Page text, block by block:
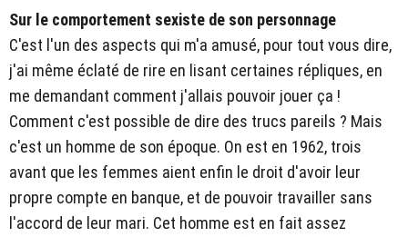
Sur le comportement sexiste de son personnage
C'est l'un des aspects qui m'a amusé, pour tout vous dire,
j'ai même éclaté de rire en lisant certaines répliques, en
me demandant comment j'allais pouvoir jouer ça !
Comment c'est possible de dire des trucs pareils ? Mais
c'est un homme de son époque. On est en 1962, trois
avant que les femmes aient enfin le droit d'avoir leur
propre compte en banque, et de pouvoir travailler sans
l'accord de leur mari. Cet homme est en fait assez